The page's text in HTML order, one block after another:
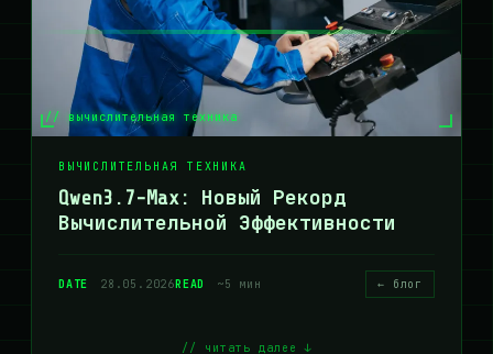
// вычислительная техника
ВЫЧИСЛИТЕЛЬНАЯ ТЕХНИКА
Qwen3.7-Max: Новый Рекорд
Вычислительной Эффективности
DATE 28.05.2026READ ~5 мин ← блог
// читать далее ↓